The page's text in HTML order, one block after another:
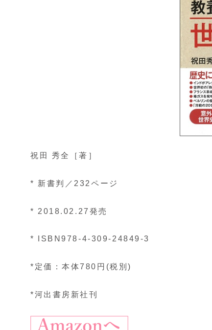
祝田 秀全［著］
* 新書判／232ページ
* 2018.02.27発売
* ISBN978-4-309-24849-3
*定価：本体780円(税別)
*河出書房新社刊